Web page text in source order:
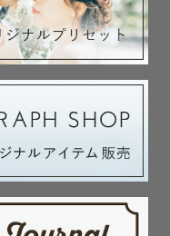
んとお呼びください
ト紹介可能🉑(山形/秋
白）